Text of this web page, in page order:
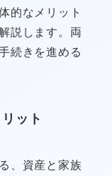
的なメリット
説します。両
続きを進める
ット
、資産と家族